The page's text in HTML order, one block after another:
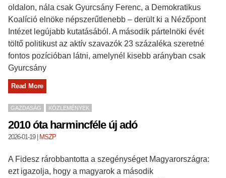
oldalon, nála csak Gyurcsány Ferenc, a Demokratikus
Koalíció elnöke népszerűtlenebb – derült ki a Nézőpont
Intézet legújabb kutatásából. A második pártelnöki évét
töltő politikust az aktív szavazók 23 százaléka szeretné
fontos pozícióban látni, amelynél kisebb arányban csak
Gyurcsány
Read More
GAZDASÁG KÖZLEMÉNYEK
2010 óta harmincféle új adó
2026-01-19| MSZP
A Fidesz rárobbantotta a szegénységet Magyarországra:
ezt igazolja, hogy a magyarok a második